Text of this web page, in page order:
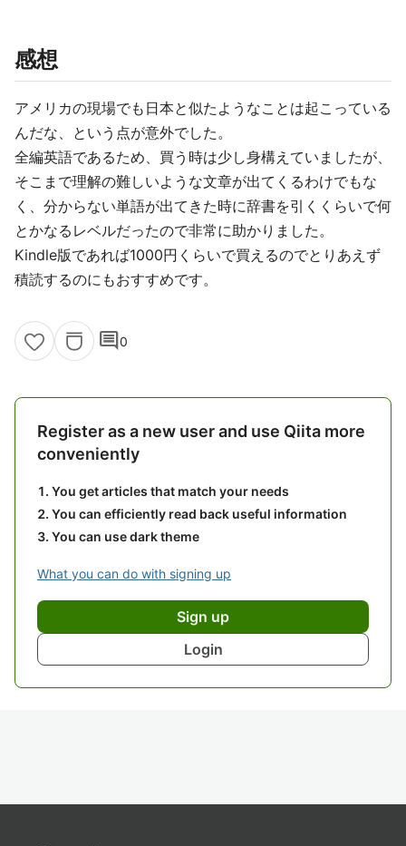
感想
アメリカの現場でも日本と似たようなことは起こっている
んだな、という点が意外でした。
全編英語であるため、買う時は少し身構えていましたが、
そこまで理解の難しいような文章が出てくるわけでもな
く、分からない単語が出てきた時に辞書を引くくらいで何
とかなるレベルだったので非常に助かりました。
Kindle版であれば1000円くらいで買えるのでとりあえず
積読するのにもおすすめです。
comment0
Register as a new user and use Qiita more
conveniently
You get articles that match your needs
You can efficiently read back useful information
You can use dark theme
What you can do with signing up
Sign up
Login